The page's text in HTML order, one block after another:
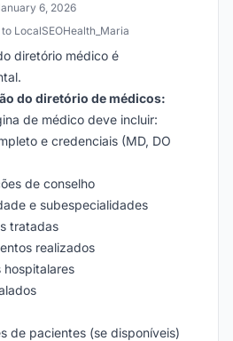
6, 2026
LocalSEOHealth_Maria
diretório médico é
do diretório de médicos:
de médico deve incluir:
e credenciais (MD, DO
de conselho
e subespecialidades
tratadas
realizados
hospitalares
de pacientes (se disponíveis)